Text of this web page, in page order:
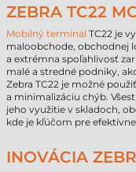
ZEBRA TC22
Mobilný terminál TC22 je
maloobchode, obchodnej
a extrémna spoľahlivosť
malé a stredné podniky,
Zebra TC22 je možné
a minimalizáciu chýb.
jeho využitie v skladoch,
kde je kľúčom pre
INOVÁCIA